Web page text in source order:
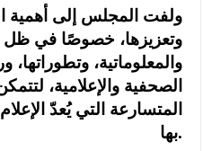
ولفت المجلس إلى أهمية
وتعزيزها، خصوصًا في ظل
والمعلوماتية،
الصحفية والإعلامية،
المتسارعة التي يُعدّ
بها.